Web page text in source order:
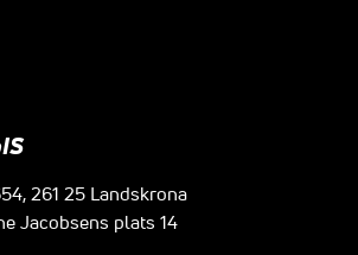
261 25 Landskrona
Jacobsens plats 14